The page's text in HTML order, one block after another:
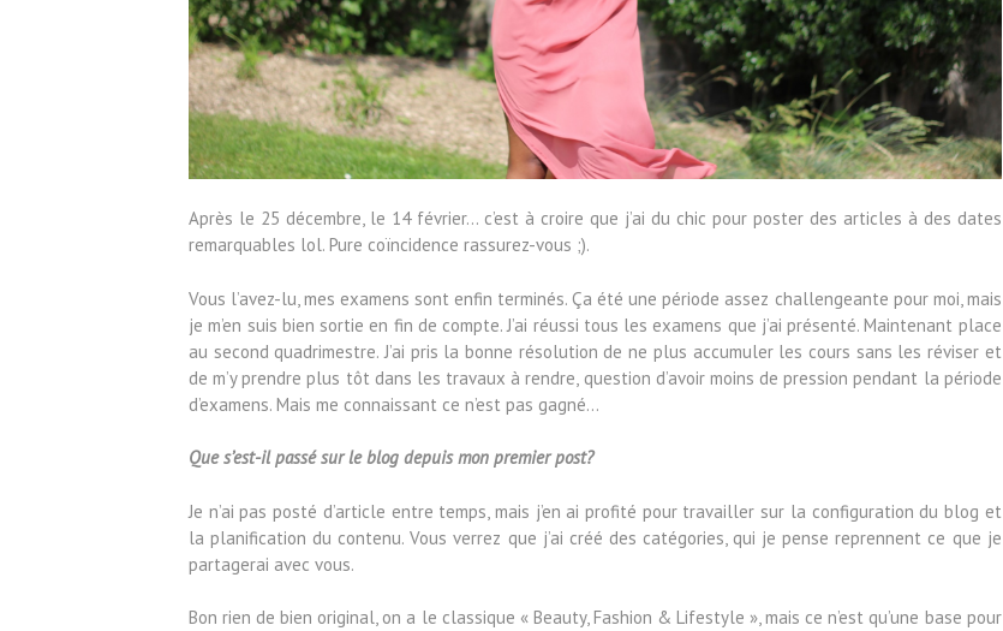
Après le 25 décembre, le 14 février… c’est à croire que j’ai du chic pour poster des articles à des dates
remarquables lol. Pure coïncidence rassurez-vous ;).
Vous l’avez-lu, mes examens sont enfin terminés. Ça été une période assez challengeante pour moi, mais
je m’en suis bien sortie en fin de compte. J’ai réussi tous les examens que j’ai présenté. Maintenant place
au second quadrimestre. J’ai pris la bonne résolution de ne plus accumuler les cours sans les réviser et
de m’y prendre plus tôt dans les travaux à rendre, question d’avoir moins de pression pendant la période
d’examens. Mais me connaissant ce n’est pas gagné…
Que s’est-il passé sur le blog depuis mon premier post?
Je n’ai pas posté d’article entre temps, mais j’en ai profité pour travailler sur la configuration du blog et
la planification du contenu. Vous verrez que j’ai créé des catégories, qui je pense reprennent ce que je
partagerai avec vous.
Bon rien de bien original, on a le classique « Beauty, Fashion & Lifestyle », mais ce n’est qu’une base pour